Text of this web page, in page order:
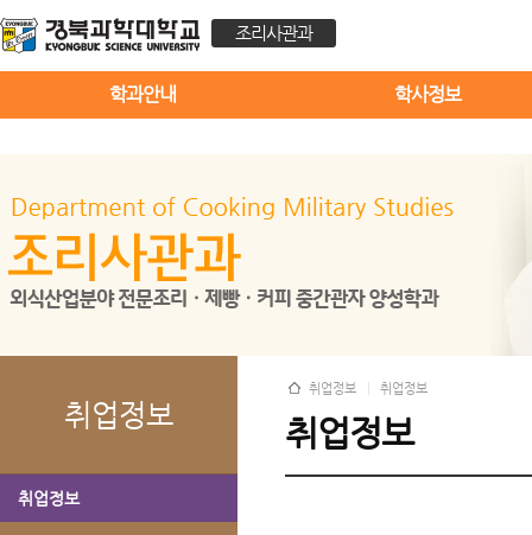
조리사관과
학과안내 학사정보
취업정보
취업정보
취업정보 취업정보
취업정보